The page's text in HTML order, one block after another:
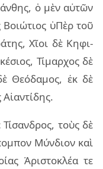
ὁ μὲν αὐ­τῶν
ὑΠὲρ τοῦ
Χῖοι δὲ Κηφι­
Τίμαρ­χος δὲ
Θεό­δα­μος, ἐκ δὲ
τοὺς δὲ
Μύν­διον καὶ
Ἀρι­στο­κλέα τε